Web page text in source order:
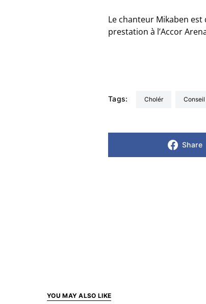
Le chanteur Mikaben est
prestation à l’Accor
Tags: cholér
Share
YOU MAY ALSO LIKE